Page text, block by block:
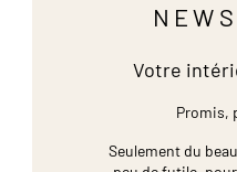
Votre
Promis,
Seulement du